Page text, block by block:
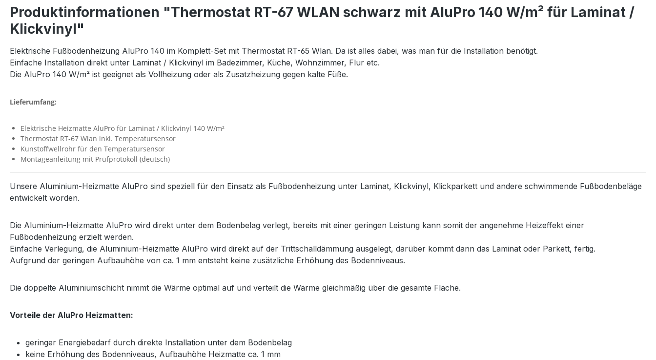
Produktinformationen "Thermostat RT-67 WLAN schwarz mit AluPro 140 W/m² für Laminat /
Klickvinyl"
Elektrische Fußbodenheizung AluPro 140 im Komplett-Set mit Thermostat RT-65 Wlan. Da ist alles dabei, was man für die Installation benötigt.
Einfache Installation direkt unter Laminat / Klickvinyl im Badezimmer, Küche, Wohnzimmer, Flur etc.
Die AluPro 140 W/m² ist geeignet als Vollheizung oder als Zusatzheizung gegen kalte Füße.
Lieferumfang:
Elektrische Heizmatte AluPro für Laminat / Klickvinyl 140 W/m²
Thermostat RT-67 Wlan inkl. Temperatursensor
Kunstoffwellrohr für den Temperatursensor
Montageanleitung mit Prüfprotokoll (deutsch)
Unsere Aluminium-Heizmatte AluPro sind speziell für den Einsatz als Fußbodenheizung unter Laminat, Klickvinyl, Klickparkett und andere schwimmende Fußbodenbeläge
entwickelt worden.
Die Aluminium-Heizmatte AluPro wird direkt unter dem Bodenbelag verlegt, bereits mit einer geringen Leistung kann somit der angenehme Heizeffekt einer
Fußbodenheizung erzielt werden.
Einfache Verlegung, die Aluminium-Heizmatte AluPro wird direkt auf der Trittschalldämmung ausgelegt, darüber kommt dann das Laminat oder Parkett, fertig.
Aufgrund der geringen Aufbauhöhe von ca. 1 mm entsteht keine zusätzliche Erhöhung des Bodenniveaus.
Die doppelte Aluminiumschicht nimmt die Wärme optimal auf und verteilt die Wärme gleichmäßig über die gesamte Fläche.
Vorteile der AluPro Heizmatten:
geringer Energiebedarf durch direkte Installation unter dem Bodenbelag
keine Erhöhung des Bodenniveaus, Aufbauhöhe Heizmatte ca. 1 mm